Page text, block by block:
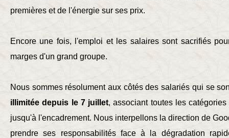
premières et de l'énergie sur ses prix.
Encore une fois, l'emploi et les salaires sont sacrifiés
marges d'un grand groupe.
Nous sommes résolument aux côtés des salariés qui se
illimitée depuis le 7 juillet, associant toutes les
jusqu'à l'encadrement. Nous interpellons la direction de
prendre ses responsabilités face à la dégradation